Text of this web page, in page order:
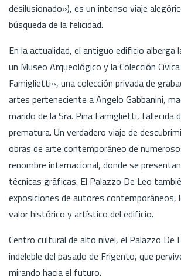
desilusionado»), es un intenso viaje
búsqueda de la felicidad.
En la actualidad, el antiguo edificio alberga
un Museo Arqueológico y la Colección
Famiglietti», una colección privada de
artes perteneciente a Angelo Gabbanini,
marido de la Sra. Pina Famiglietti, fallecida
prematura. Un verdadero viaje de
obras de arte contemporáneo de
renombre internacional, donde se
técnicas gráficas. El Palazzo De Leo
exposiciones de autores contemporáneos,
valor histórico y artístico del edificio.
Centro cultural de alto nivel, el Palazzo De
indeleble del pasado de Frigento, que
mirando hacia el futuro.